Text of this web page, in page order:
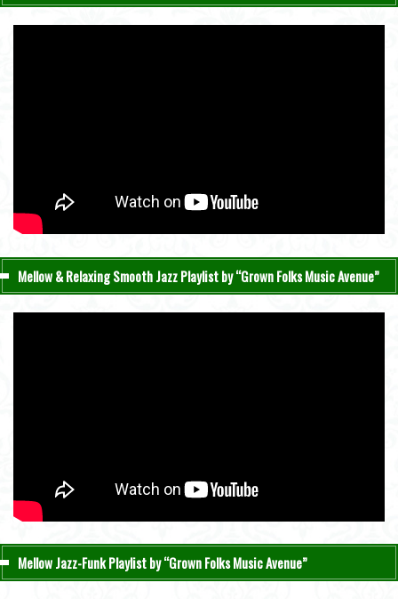
Mellow & Relaxing Smooth Jazz Playlist by “Grown Folks Music Avenue”
Mellow Jazz-Funk Playlist by “Grown Folks Music Avenue”